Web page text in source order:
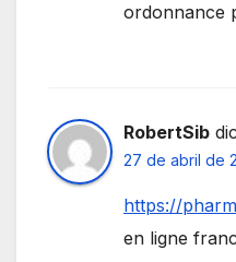
ordonnance
RobertSib
27 de abril de
https://
en ligne